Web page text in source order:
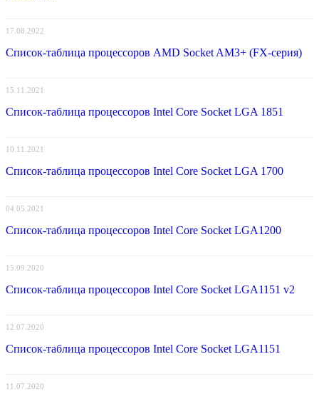
17.08.2022
Список-таблица процессоров AMD Socket AM3+ (FX-серия)
15.11.2021
Список-таблица процессоров Intel Core Socket LGA 1851
10.11.2021
Список-таблица процессоров Intel Core Socket LGA 1700
04.05.2021
Список-таблица процессоров Intel Core Socket LGA1200
15.09.2020
Список-таблица процессоров Intel Core Socket LGA1151 v2
12.07.2020
Список-таблица процессоров Intel Core Socket LGA1151
11.07.2020